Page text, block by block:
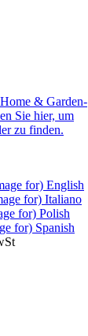
& Garden-
Sie hier, um
zu finden.